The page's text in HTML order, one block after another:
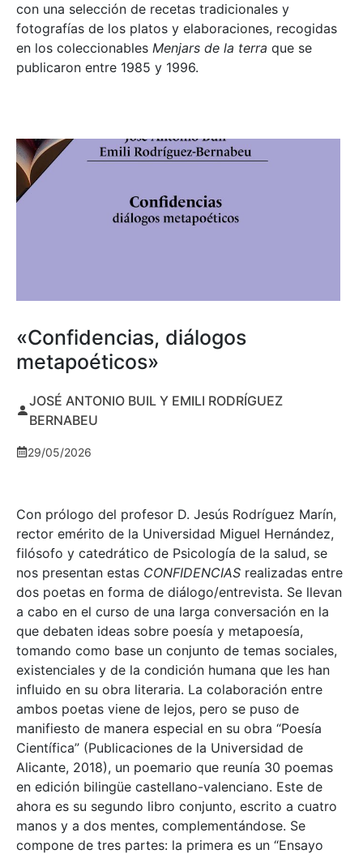
con una selección de recetas tradicionales y
fotografías de los platos y elaboraciones, recogidas
en los coleccionables Menjars de la terra que se
publicaron entre 1985 y 1996.
«Confidencias, diálogos
metapoéticos»
JOSÉ ANTONIO BUIL Y EMILI RODRÍGUEZ
BERNABEU
29/05/2026
Con prólogo del profesor D. Jesús Rodríguez Marín,
rector emérito de la Universidad Miguel Hernández,
filósofo y catedrático de Psicología de la salud, se
nos presentan estas CONFIDENCIAS realizadas entre
dos poetas en forma de diálogo/entrevista. Se llevan
a cabo en el curso de una larga conversación en la
que debaten ideas sobre poesía y metapoesía,
tomando como base un conjunto de temas sociales,
existenciales y de la condición humana que les han
influido en su obra literaria. La colaboración entre
ambos poetas viene de lejos, pero se puso de
manifiesto de manera especial en su obra “Poesía
Científica” (Publicaciones de la Universidad de
Alicante, 2018), un poemario que reunía 30 poemas
en edición bilingüe castellano-valenciano. Este de
ahora es su segundo libro conjunto, escrito a cuatro
manos y a dos mentes, complementándose. Se
compone de tres partes: la primera es un “Ensayo